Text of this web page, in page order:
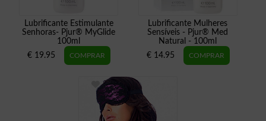
Lubrificante Estimulante
Senhoras- Pjur® MyGlide
100ml
€ 19.95
Lubrificante Mulheres
Sensíveis - Pjur® Med
Natural - 100ml
€ 14.95